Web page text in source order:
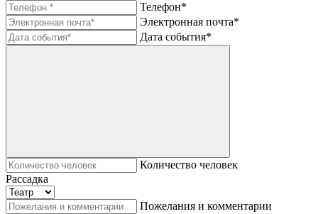
Телефон*
Электронная почта*
Дата события*
Количество человек
Рассадка
Пожелания и комментарии